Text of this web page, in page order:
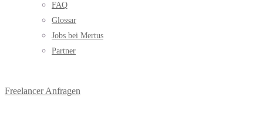
FAQ
Glossar
Jobs bei Mertus
Partner
Freelancer Anfragen